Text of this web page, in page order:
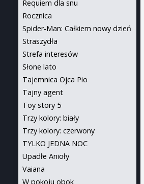
Requiem dla snu
Rocznica
Spider-Man: Całkiem nowy dzień
Straszydła
Strefa interesów
Słone lato
Tajemnica Ojca Pio
Tajny agent
Toy story 5
Trzy kolory: biały
Trzy kolory: czerwony
TYLKO JEDNA NOC
Upadłe Anioły
Vaiana
W pokoju obok